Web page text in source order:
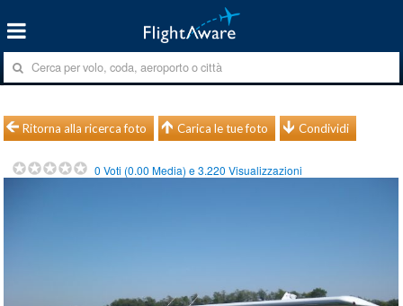
Ritorna alla ricerca foto Carica le tue foto Condividi
0 Voti (0.00 Media) e3.220 Visualizzazioni